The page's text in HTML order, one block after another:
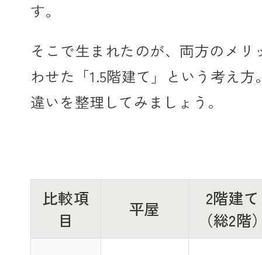
す。
そこで生まれたのが、両方のメリ
わせた「1.5階建て」という考え
違いを整理してみましょう。
比較項
目
平屋
2階建て
（総2階